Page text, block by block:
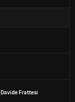
Davide Frattesi